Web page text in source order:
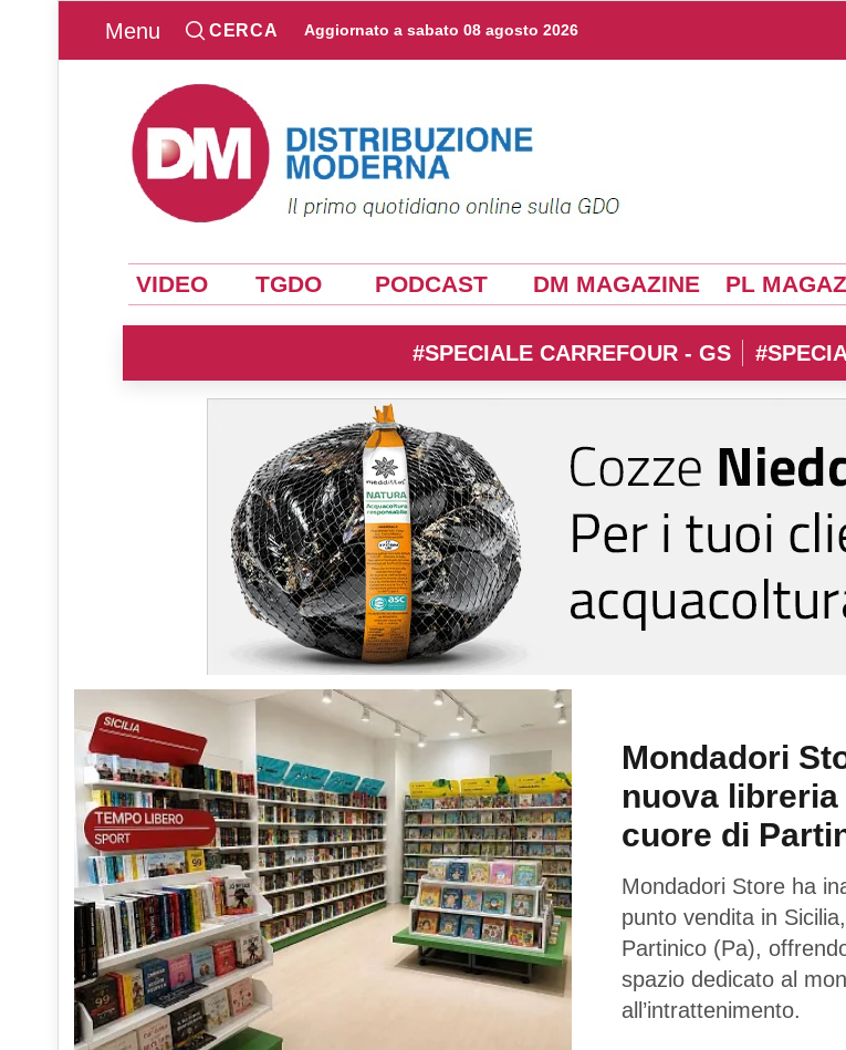
Menu CERCA Aggiornato a sabato 08 agosto 2026
VIDEO TGDO PODCAST DM MAGAZINE PL
#SPECIALE CARREFOUR - GS
Mondadori
nuova libreria
cuore di
Mondadori Store ha
punto vendita in
Partinico (Pa),
spazio dedicato al
all’intrattenimento.